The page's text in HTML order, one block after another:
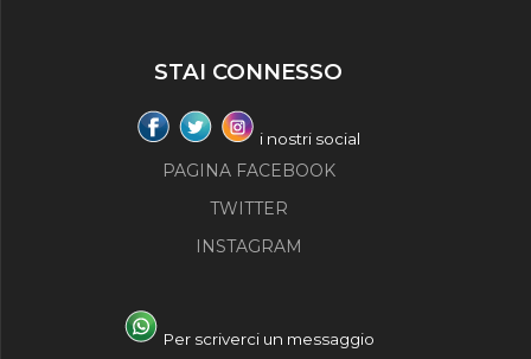
STAI CONNESSO
i nostri social
PAGINA FACEBOOK
TWITTER
INSTAGRAM
Per scriverci un messaggio